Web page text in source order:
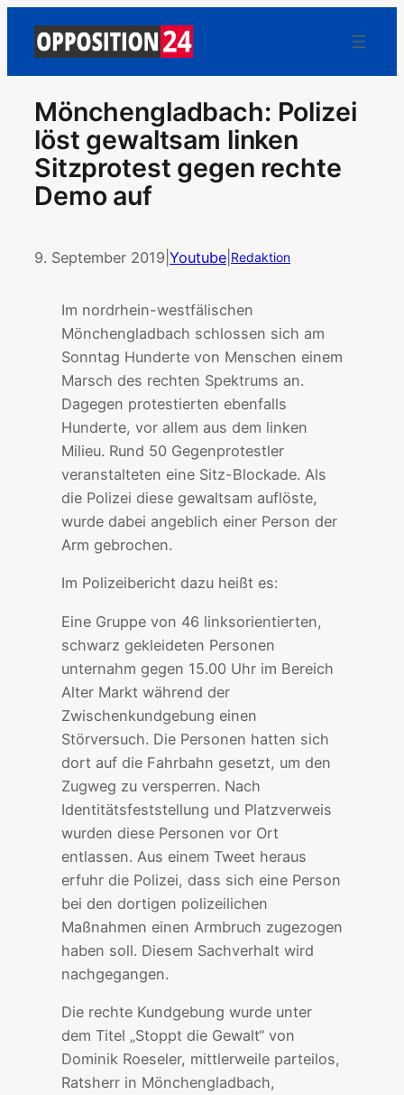
Mönchengladbach: Polizei
löst gewaltsam linken
Sitzprotest gegen rechte
Demo auf
9. September 2019 Youtube Redaktion
Im nordrhein-westfälischen
Mönchengladbach schlossen sich am
Sonntag Hunderte von Menschen einem
Marsch des rechten Spektrums an.
Dagegen protestierten ebenfalls
Hunderte, vor allem aus dem linken
Milieu. Rund 50 Gegenprotestler
veranstalteten eine Sitz-Blockade. Als
die Polizei diese gewaltsam auflöste,
wurde dabei angeblich einer Person der
Arm gebrochen.
Im Polizeibericht dazu heißt es:
Eine Gruppe von 46 linksorientierten,
schwarz gekleideten Personen
unternahm gegen 15.00 Uhr im Bereich
Alter Markt während der
Zwischenkundgebung einen
Störversuch. Die Personen hatten sich
dort auf die Fahrbahn gesetzt, um den
Zugweg zu versperren. Nach
Identitätsfeststellung und Platzverweis
wurden diese Personen vor Ort
entlassen. Aus einem Tweet heraus
erfuhr die Polizei, dass sich eine Person
bei den dortigen polizeilichen
Maßnahmen einen Armbruch zugezogen
haben soll. Diesem Sachverhalt wird
nachgegangen.
Die rechte Kundgebung wurde unter
dem Titel „Stoppt die Gewalt“ von
Dominik Roeseler, mittlerweile parteilos,
Ratsherr in Mönchengladbach,